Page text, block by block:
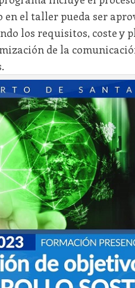
el taller pueda ser
los requisitos, coste y
de la